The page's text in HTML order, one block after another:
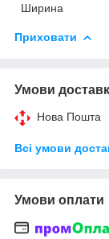
Ширина
Приховати
Умови
Нова Пошта
Всі умови
Умови оплати